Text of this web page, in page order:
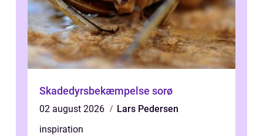
Skadedyrsbekæmpelse sorø
02 august 2026
Lars Pedersen
inspiration